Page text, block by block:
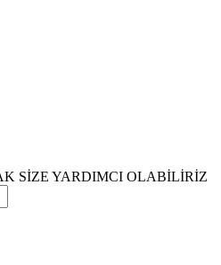
SİZE YARDIMCI OLABİLİRİZ